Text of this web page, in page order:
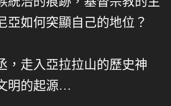
亞如何突顯自己的地位？
，走入亞拉拉山的歷史神
明的起源…